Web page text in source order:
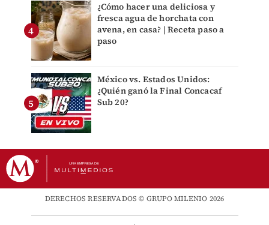
¿Cómo hacer una deliciosa y
fresca agua de horchata con
avena, en casa? | Receta paso a
paso
México vs. Estados Unidos:
¿Quién ganó la Final Concacaf
Sub 20?
DERECHOS RESERVADOS © GRUPO MILENIO 2026